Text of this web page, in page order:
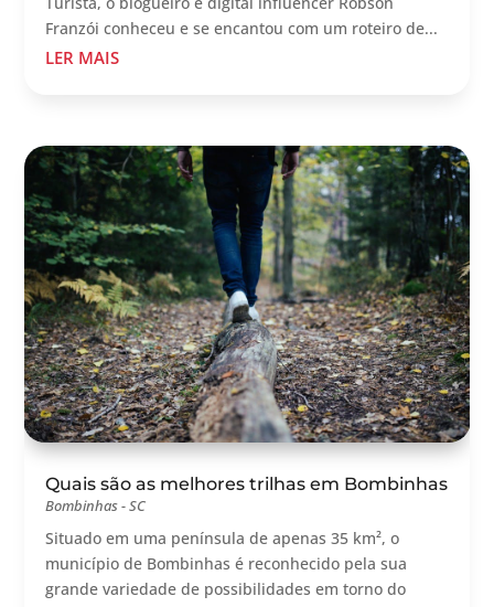
Franzói conheceu e se encantou com um roteiro de...
LER MAIS
Quais são as melhores trilhas em Bombinhas
Bombinhas - SC
Situado em uma península de apenas 35 km², o
município de Bombinhas é reconhecido pela sua
grande variedade de possibilidades em torno do